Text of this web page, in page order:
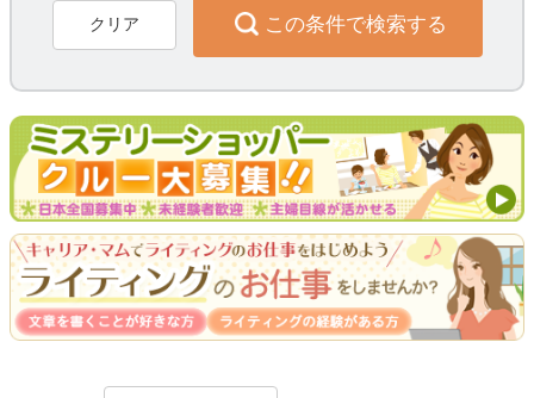
クリア この条件で検索する